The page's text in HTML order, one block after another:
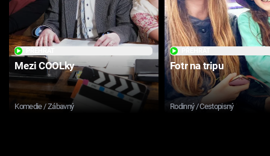
Mezi COOLky
Komedie / Zábavný
Fotr na tripu
Rodinný / Cestopisný